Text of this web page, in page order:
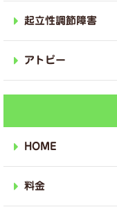
起立性調節障害
アトピー
HOME
料金